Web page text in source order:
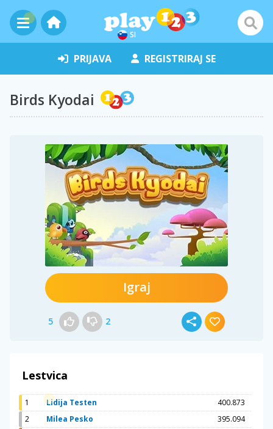
SI
PRIJAVA REGISTRIRAJ SE
Birds Kyodai
Igraj
5 2
Lestvica
1 Lidija Testen
400.873
2
Milea Pesko
395.094